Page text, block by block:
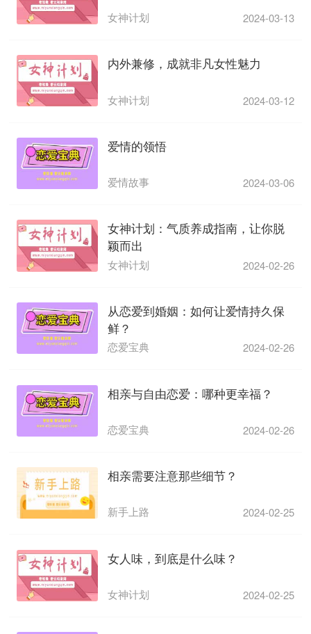
女神计划 2024-03-13
内外兼修，成就非凡女性魅力
女神计划 2024-03-12
爱情的领悟
爱情故事 2024-03-06
女神计划：气质养成指南，让你脱
颖而出
女神计划 2024-02-26
从恋爱到婚姻：如何让爱情持久保
鲜？
恋爱宝典 2024-02-26
相亲与自由恋爱：哪种更幸福？
恋爱宝典 2024-02-26
相亲需要注意那些细节？
新手上路 2024-02-25
女人味，到底是什么味？
女神计划 2024-02-25